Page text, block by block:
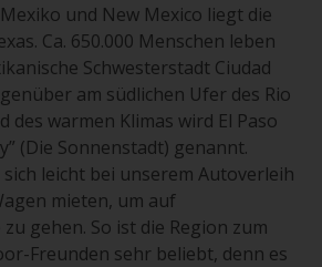
und New Mexico liegt die
Ca. 650.000 Menschen leben
Schwesterstadt Ciudad
am südlichen Ufer des Rio
des warmen Klimas wird El Paso
(Die Sonnenstadt) genannt.
leicht bei unserem Autoverleih
mieten, um auf
gehen. So ist die Region zum
Freunden sehr beliebt, denn es